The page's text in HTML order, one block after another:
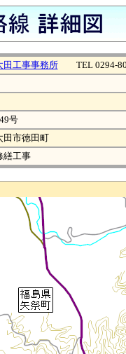
田工事事務所TEL 0294-
号
田市徳田町
繕工事